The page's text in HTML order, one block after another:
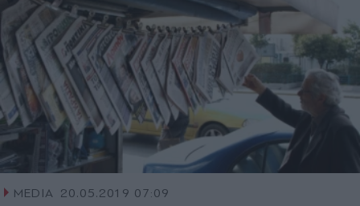
MEDIA
20.05.2019 07:09